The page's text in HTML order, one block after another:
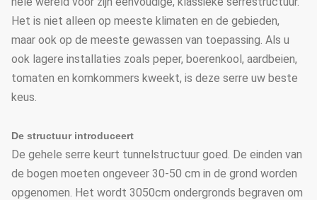
Het is niet alleen op meeste klimaten en de gebieden,
maar ook op de meeste gewassen van toepassing. Als u
ook lagere installaties zoals peper, boerenkool, aardbeien,
tomaten en komkommers kweekt, is deze serre uw beste
keus.
De structuur introduceert
De gehele serre keurt tunnelstructuur goed. De einden van
de bogen moeten ongeveer 30-50 cm in de grond worden
opgenomen. Het wordt 3050cm ondergronds begraven om